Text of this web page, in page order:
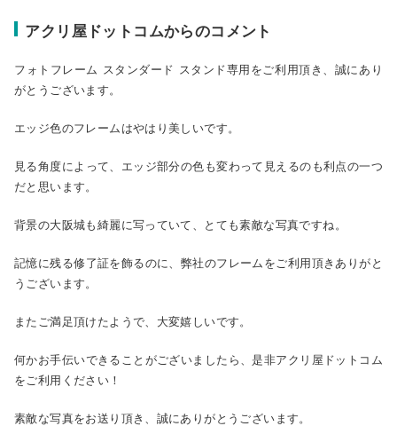
アクリ屋ドットコムからのコメント
フォトフレーム スタンダード スタンド専用をご利用頂き、誠にあり
がとうございます。
エッジ色のフレームはやはり美しいです。
見る角度によって、エッジ部分の色も変わって見えるのも利点の一つ
だと思います。
背景の大阪城も綺麗に写っていて、とても素敵な写真ですね。
記憶に残る修了証を飾るのに、弊社のフレームをご利用頂きありがと
うございます。
またご満足頂けたようで、大変嬉しいです。
何かお手伝いできることがございましたら、是非アクリ屋ドットコム
をご利用ください！
素敵な写真をお送り頂き、誠にありがとうございます。